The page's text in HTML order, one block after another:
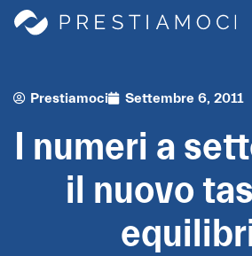
Prestiamoci Settembre 6, 2011
I numeri a
il nuovo